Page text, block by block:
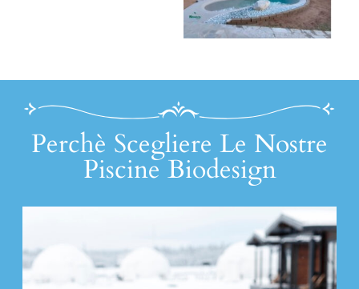
Perchè Scegliere Le Nostre
Piscine Biodesign